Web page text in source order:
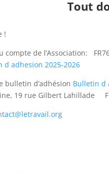
Tout
!
compte de l’Association:
d adhesion 2025-2026
bulletin d’adhésion Bulletin d
19 rue Gilbert Lahillade F